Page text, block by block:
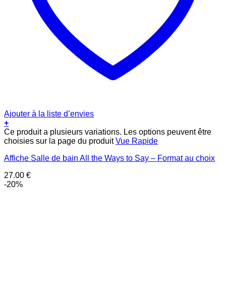
Ajouter à la liste d’envies
+
Ce produit a plusieurs variations. Les options peuvent être
choisies sur la page du produitVue Rapide
Affiche Salle de bain All the Ways to Say – Format au choix
27.00 €
-20%